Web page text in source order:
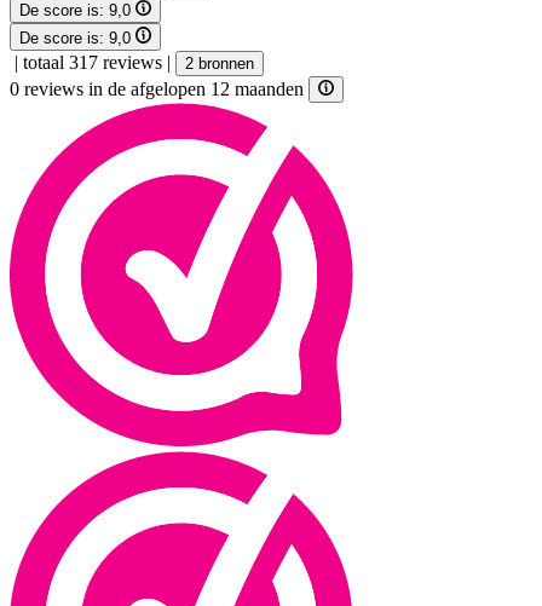
De score is: 9,0
De score is: 9,0
| totaal 317 reviews | 2 bronnen
0 reviews in de afgelopen 12 maanden